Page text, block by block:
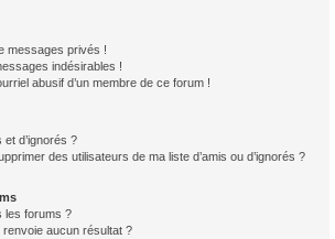
messages privés !
indésirables !
abusif d’un membre de ce forum !
et d’ignorés ?
des utilisateurs de ma liste d’amis ou d’ignorés ?
les forums ?
aucun résultat ?